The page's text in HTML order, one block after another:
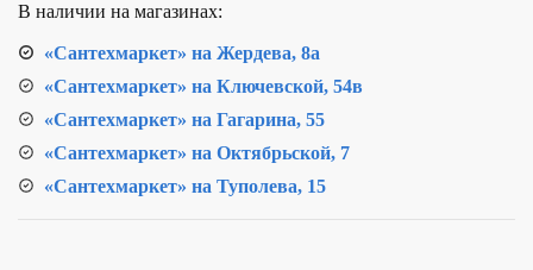
В наличии на магазинах:
«Сантехмаркет» на Жердева, 8а
«Сантехмаркет» на Ключевской, 54в
«Сантехмаркет» на Гагарина, 55
«Сантехмаркет» на Октябрьской, 7
«Сантехмаркет» на Туполева, 15